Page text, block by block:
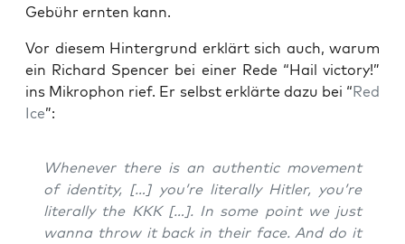
Gebühr ern­ten kann.
Vor die­sem Hin­ter­grund erklärt sich auch, war­um
ein Richard Spen­cer bei einer Rede “Hail vic­to­ry!”
ins Mikro­phon rief. Er selbst erklär­te dazu bei “Red
Ice”:
When­ever the­re is an authen­tic move­ment
of iden­ti­ty, […] you’re lite­ral­ly Hit­ler, you’re
lite­ral­ly the KKK […]. In some point we just
wan­na throw it back in their face. And do it